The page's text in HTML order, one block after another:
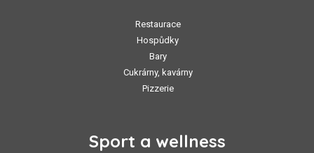
Restaurace
Hospůdky
Bary
Cukrárny, kavárny
Pizzerie
Sport a wellness